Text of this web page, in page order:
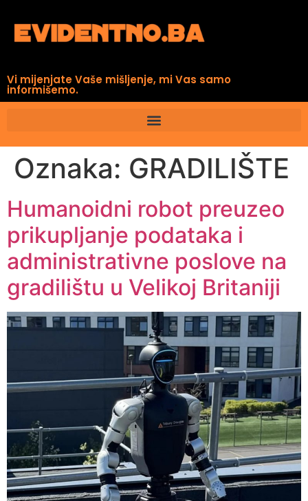
Vi mijenjate Vaše mišljenje, mi Vas samo
informišemo.
Oznaka: GRADILIŠTE
Humanoidni robot preuzeo
prikupljanje podataka i
administrativne poslove na
gradilištu u Velikoj Britaniji